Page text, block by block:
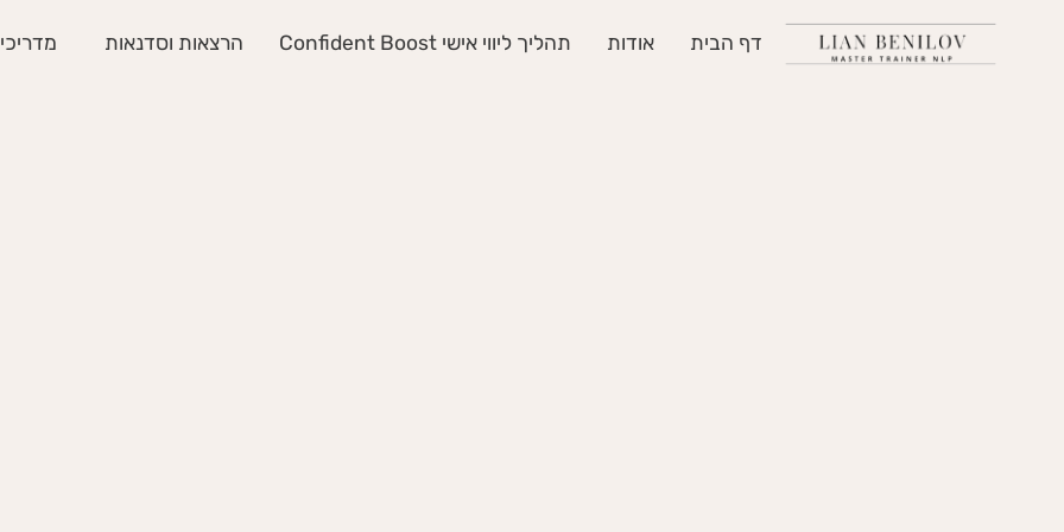
דף הבית אודות תהליך ליווי אישי Confident Boost הרצאות וסדנאות